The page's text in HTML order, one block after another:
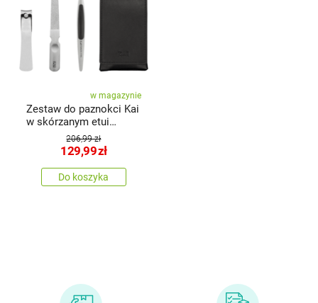
w magazynie
Zestaw do paznokci Kai
w skórzanym etui
Beauty Care – cążki,
pilnik, pęseta
206,99 zł
129,99zł
Do koszyka